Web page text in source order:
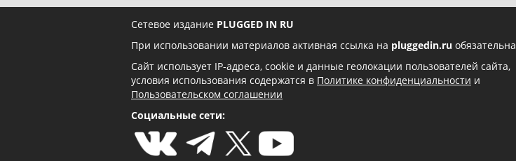
Сетевое издание PLUGGED IN RU
При использовании материалов активная ссылка на pluggedin.ru обязательна
Сайт использует IP-адреса, cookie и данные геолокации пользователей сайта,
условия использования содержатся в Политике конфиденциальности и
Пользовательском соглашении
Социальные сети: